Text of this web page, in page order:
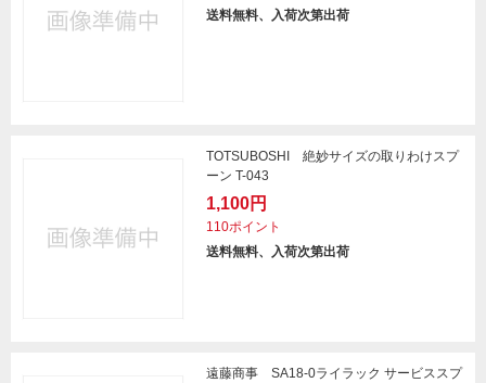
送料無料、入荷次第出荷
TOTSUBOSHI 絶妙サイズの取りわけスプ
ーン T-043
1,100円
110ポイント
送料無料、入荷次第出荷
遠藤商事 SA18-0ライラック サービススプ